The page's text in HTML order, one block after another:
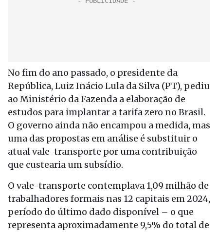
No fim do ano passado, o presidente da
República, Luiz Inácio Lula da Silva (PT), pediu
ao Ministério da Fazenda a elaboração de
estudos para implantar a tarifa zero no Brasil.
O governo ainda não encampou a medida, mas
uma das propostas em análise é substituir o
atual vale-transporte por uma contribuição
que custearia um subsídio.
O vale-transporte contemplava 1,09 milhão de
trabalhadores formais nas 12 capitais em 2024,
período do último dado disponível – o que
representa aproximadamente 9,5% do total de